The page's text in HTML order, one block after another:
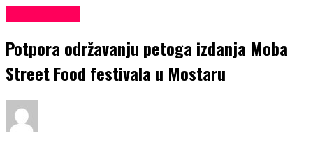
Potpora održavanju petoga izdanja Moba
Street Food festivala u Mostaru